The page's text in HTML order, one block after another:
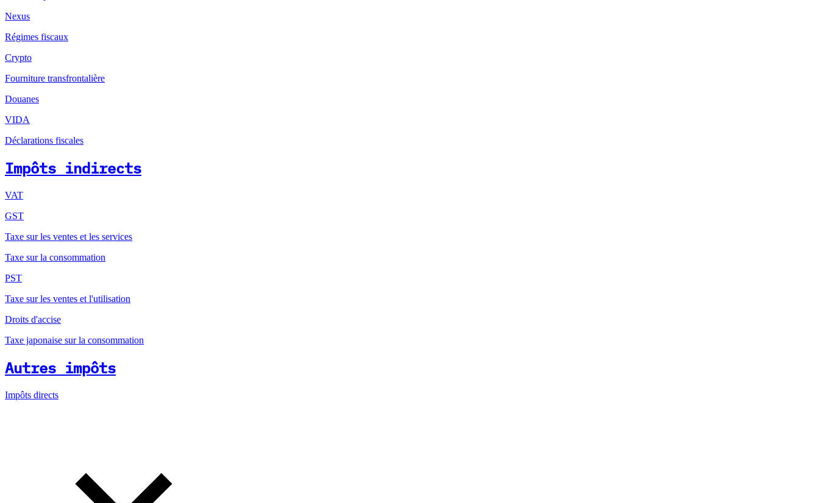
Nexus
Régimes fiscaux
Crypto
Fourniture transfrontalière
Douanes
VIDA
Déclarations fiscales
Impôts indirects
VAT
GST
Taxe sur les ventes et les services
Taxe sur la consommation
PST
Taxe sur les ventes et l'utilisation
Droits d'accise
Taxe japonaise sur la consommation
Autres impôts
Impôts directs